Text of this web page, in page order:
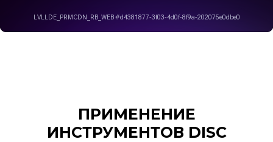
ПРИМЕНЕНИЕ
ИНСТРУМЕНТОВ DISC